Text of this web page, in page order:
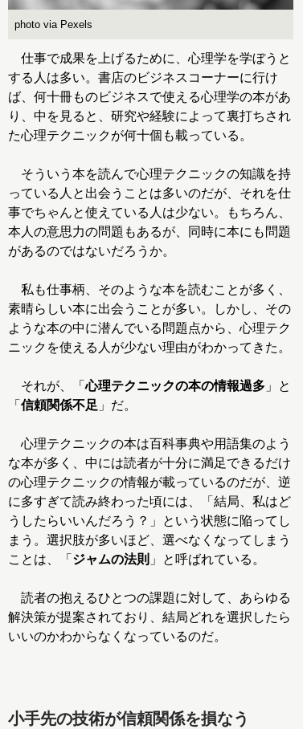
photo via Pexels
仕事で成果を上げるために、心理学を学ぼうと
する人は多い。書店のビジネスコーナーに行け
ば、何十冊ものビジネスで使える心理学の本があ
り、中を見ると、研究や経験によって裏打ちされ
た心理テクニックが何十個も載っている。
そういう本を読んで心理テクニックの知識を持
っている人と出会うことは多いのだが、それを仕
事でちゃんと使えている人は少ない。もちろん、
本人の意思力の問題もあるが、同時に本にも問題
があるのではないだろうか。
私も仕事柄、そのような本を読むことが多く、
素晴らしい本に出会うことが多い。しかし、その
ような本の中に潜んでいる問題点から、心理テク
ニックを使える人が少ない理由がわかってきた。
それが、「心理テクニックの本の情報過多 」と
「 信頼関係不足 」だ。
心理テクニックの本は百科事典や用語集のよう
な本が多く、中には読者が十分に満足できるだけ
の心理テクニックの情報が載っているのだが、逆
に多すぎて読み終わった頃には、「結局、私はど
うしたらいいんだろう？」という状態に陥ってし
まう。選択肢が多いほど、選べなくなってしまう
ことは、「 ジャムの法則 」と呼ばれている。
読者の抱えるひとつの課題に対して、あらゆる
解決策が提案されており、結局どれを選択したら
いいのかわからなくなっているのだ。
小手先の技術が信頼関係を損なう